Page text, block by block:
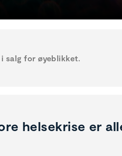
salg for øyeblikket.
helsekrise er